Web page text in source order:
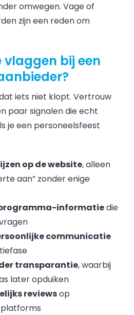
omwegen. Vage of
zijn een reden om
vlaggen bij een
iets niet klopt. Vertrouw
paar signalen die echt
je een personeelsfeest
op de website, alleen
aan” zonder enige
informatiedie
communicatie
transparantie, waarbij
later opduiken
reviewsop